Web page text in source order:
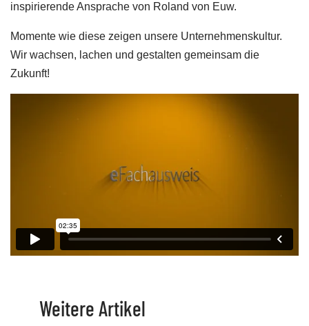
inspirierende Ansprache von Roland von Euw.
Momente wie diese zeigen unsere Unternehmenskultur.
Wir wachsen, lachen und gestalten gemeinsam die
Zukunft!
Weitere Artikel